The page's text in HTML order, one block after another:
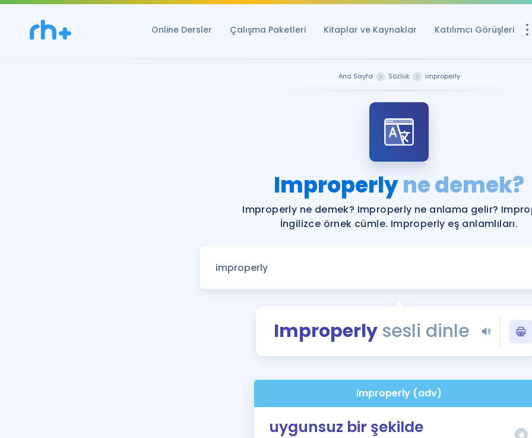
Online Dersler Çalışma Paketleri Kitaplar ve Kaynaklar Katılımcı Görüşleri
Ücretsiz
YDS ve YÖKDİL
YDS ve YÖKDİL'e
Tüm ÖSYM
YDS - YÖKDİL
İngilizce
Ana Sayfa Sözlük improperly
Improperlyne demek?
Improperly ne demek? Improperly ne anlama gelir?
İngilizce örnek cümle. Improperly eş anlamlıları.
Improperly sesli dinle
improperly (adv)
uygunsuz bir şekilde